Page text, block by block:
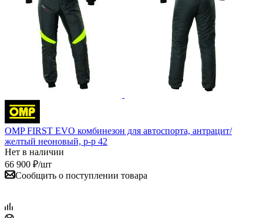
OMP FIRST EVO комбинезон для автоспорта, антрацит/
желтый неоновый, р-р 42
Нет в наличии
66 900 ₽/шт
Сообщить о поступлении товара